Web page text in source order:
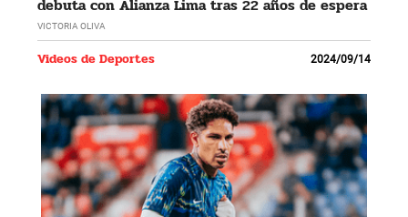
debuta con Alianza Lima tras 22 años de espera
VICTORIA OLIVA
Videos de Deportes 2024/09/14